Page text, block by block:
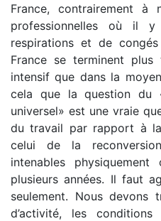
France, contrairement à
professionnelles où il
respirations et de
France se terminent
intensif que dans la
cela que la question du
universel» est une vraie
du travail par rapport à la
celui de la
intenables
plusieurs années. Il faut
seulement. Nous devons
d’activité, les